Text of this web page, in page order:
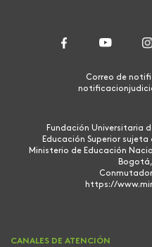
Correo de
Fundación Universitaria
Educación Superior
Ministerio de Educación
https://
CANALES DE ATENCIÓN